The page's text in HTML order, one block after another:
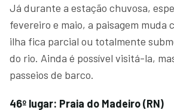
Já durante a estação chuvosa,
fevereiro e maio, a paisagem muda
ilha fica parcial ou totalmente
do rio. Ainda é possível visitá-la,
passeios de barco.
46º lugar: Praia do Madeiro (RN)